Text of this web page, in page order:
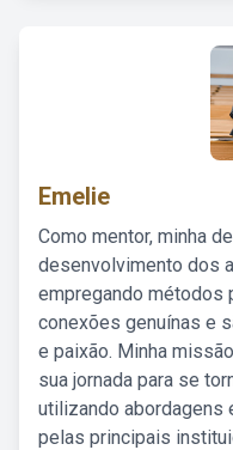
Emelie
Como mentor, minha
desenvolvimento dos
empregando métodos
conexões genuínas e
e paixão. Minha
sua jornada para se
utilizando abordagens
pelas principais